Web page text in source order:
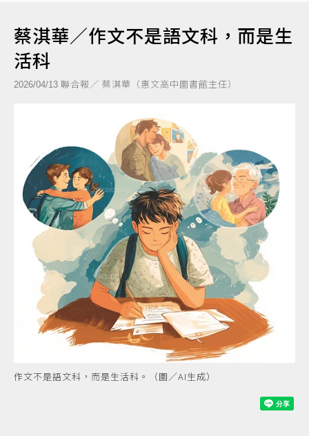
蔡淇華／作文不是語文科，而是生
活科
2026/04/13 聯合報／ 蔡淇華（惠文高中圖書館主任）
作文不是語文科，而是生活科。（圖／AI生成）